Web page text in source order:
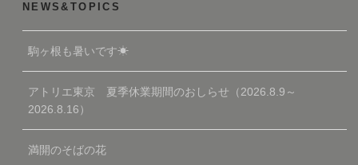
NEWS&TOPICS
駒ヶ根も暑いです☀
アトリエ東京 夏季休業期間のおしらせ（2026.8.9～
2026.8.16）
満開のそばの花